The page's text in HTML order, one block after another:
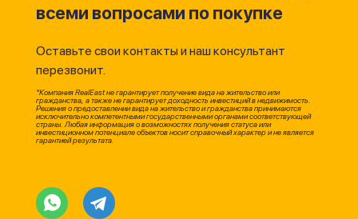
всеми вопросами по покупке
Оставьте свои контакты и наш консультант
перезвонит.
*Компания RealEast не гарантирует получение вида на жительство или
гражданства, а также не гарантирует доходность инвестиций в недвижимость.
Решения о предоставлении вида на жительство и гражданства принимаются
исключительно компетентными государственными органами соответствующей
страны. Любая информация о возможностях получения статуса или
инвестиционном потенциале объектов носит справочный характер и не является
гарантией результата.